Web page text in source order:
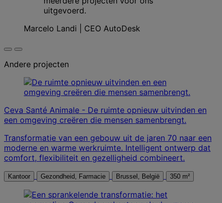
uitgevoerd.
Marcelo Landi | CEO AutoDesk
Andere projecten
Ceva Santé Animale - De ruimte opnieuw uitvinden en
een omgeving creëren die mensen samenbrengt.
Transformatie van een gebouw uit de jaren 70 naar een
moderne en warme werkruimte. Intelligent ontwerp dat
comfort, flexibiliteit en gezelligheid combineert.
Kantoor Gezondheid, Farmacie Brussel, België 350 m²